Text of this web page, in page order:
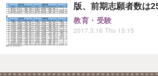
版、前期志願者数は
教育・受験
2017.3.16 Thu 15:15